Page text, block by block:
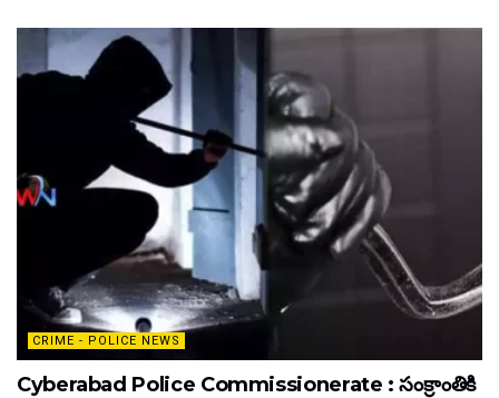
CRIME - POLICE NEWS
Cyberabad Police Commissionerate : సంక్రాంతికి